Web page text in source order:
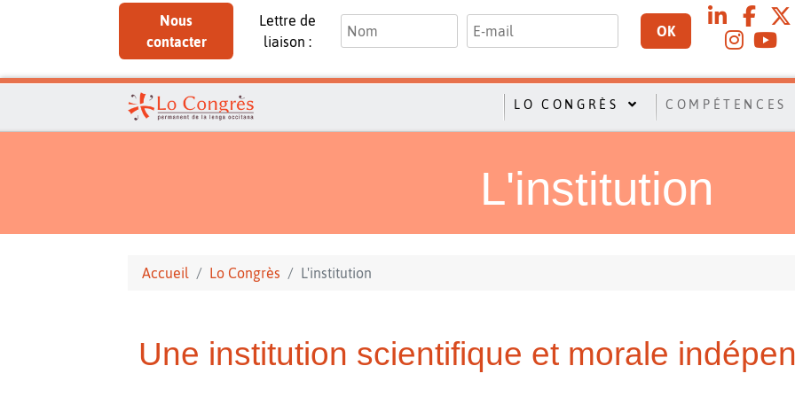
Nous
contacter
Lettre de
liaison :
OK
LO CONGRÈS COMPÉTENCES
L'institution
Accueil Lo Congrès L'institution
Une institution scientifique et morale